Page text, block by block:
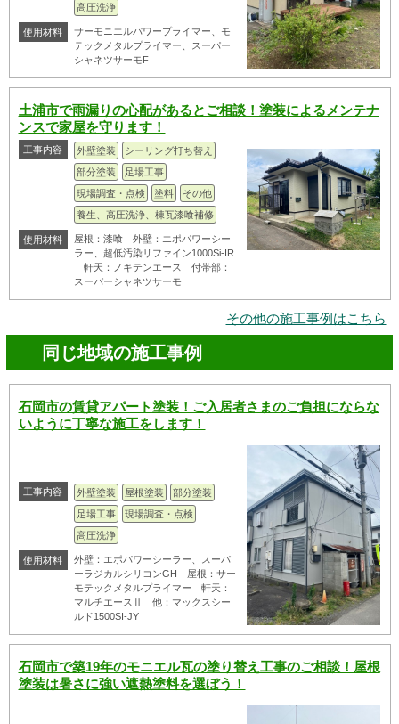
高圧洗浄
使用材料
サーモニエルパワープライマー、モ
テックメタルプライマー、スーパー
シャネツサーモF
土浦市で雨漏りの心配があるとご相談！塗装によるメンテナ
ンスで家屋を守ります！
工事内容 外壁塗装
シーリング打ち替え
部分塗装
足場工事
現場調査・点検
塗料
その他
養生、高圧洗浄、棟瓦漆喰補修
使用材料
屋根：漆喰 外壁：エポパワーシー
ラー、超低汚染リファイン1000Si-IR
軒天：ノキテンエース 付帯部：
スーパーシャネツサーモ
その他の施工事例はこちら
同じ地域の施工事例
石岡市の賃貸アパート塗装！ご入居者さまのご負担にならな
いように丁寧な施工をします！
工事内容 外壁塗装 屋根塗装
部分塗装
足場工事
現場調査・点検
高圧洗浄
使用材料
外壁：エポパワーシーラー、スーパ
ーラジカルシリコンGH 屋根：サー
モテックメタルプライマー 軒天：
マルチエースⅡ 他：マックスシー
ルド1500SI-JY
石岡市で築19年のモニエル瓦の塗り替え工事のご相談！屋根
塗装は暑さに強い遮熱塗料を選ぼう！